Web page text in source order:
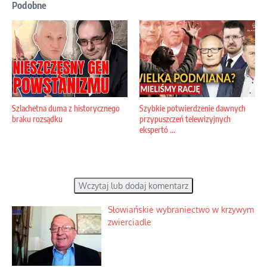
Podobne
Szlachetna duma z historycznego
braku rozsądku
Szybkie potwierdzenie dawnych
przypuszczeń telewizyjnych
ekspertó ...
Wczytaj lub dodaj komentarz
Słowiańskie wybraniectwo w krzywym
zwierciadle